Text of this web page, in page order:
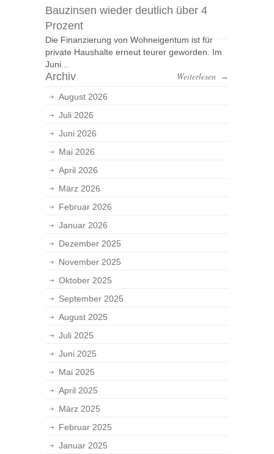
Bauzinsen wieder deutlich über 4
Prozent
Die Finanzierung von Wohneigentum ist für
private Haushalte erneut teurer geworden. Im
Juni...
Weiterlesen →
Archiv
August 2026
Juli 2026
Juni 2026
Mai 2026
April 2026
März 2026
Februar 2026
Januar 2026
Dezember 2025
November 2025
Oktober 2025
September 2025
August 2025
Juli 2025
Juni 2025
Mai 2025
April 2025
März 2025
Februar 2025
Januar 2025